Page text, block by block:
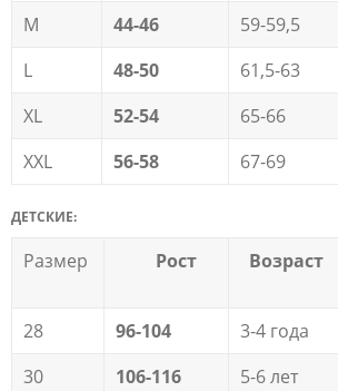
M
44-46 59-59,5
L
48-50 61,5-63
XL
52-54 65-66
XXL
56-58 67-69
ДЕТСКИЕ:
Размер Рост Возраст
28
96-104 3-4 года
30
106-116 5-6 лет